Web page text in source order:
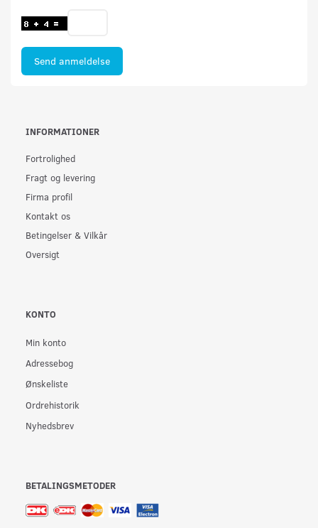
Send anmeldelse
INFORMATIONER
Fortrolighed
Fragt og levering
Firma profil
Kontakt os
Betingelser & Vilkår
Oversigt
KONTO
Min konto
Adressebog
Ønskeliste
Ordrehistorik
Nyhedsbrev
BETALINGSMETODER